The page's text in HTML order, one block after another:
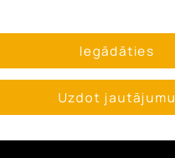
Iegādāties
Uzdot jautājumu